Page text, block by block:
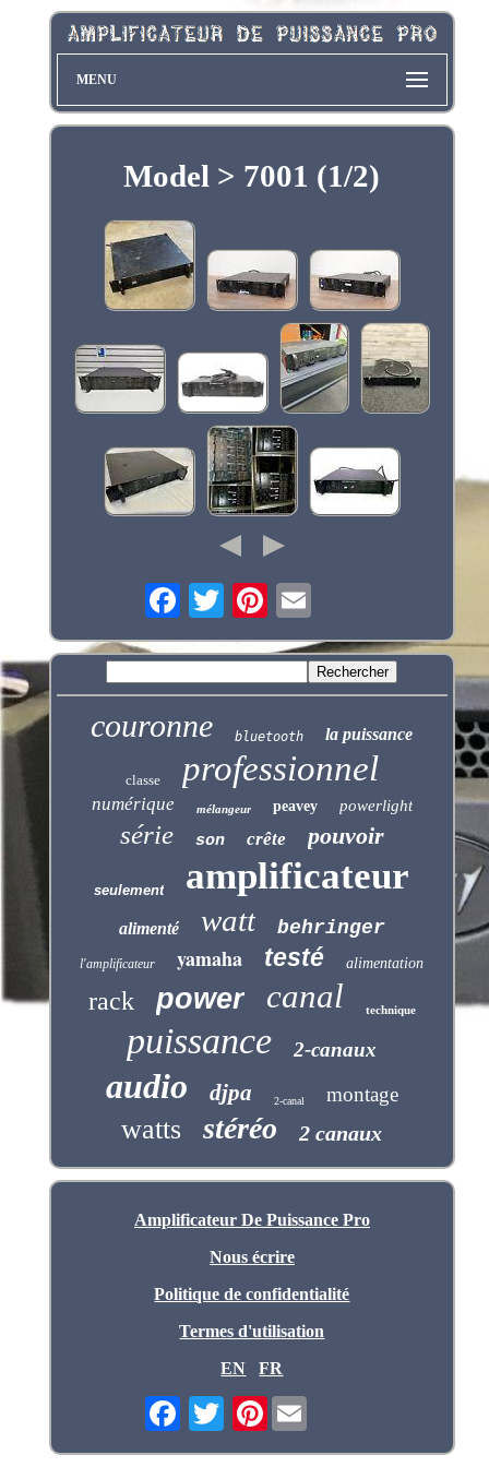
MENU
Model > 7001 (1/2)
couronne bluetooth la puissance
classe professionnel
numérique mélangeur peavey powerlight
série son crête pouvoir
seulement amplificateur
alimenté watt behringer
l'amplificateur yamaha testé alimentation
rack power canal technique
puissance 2-canaux
audio djpa 2-canal montage
watts stéréo 2 canaux
Amplificateur De Puissance Pro
Nous écrire
Politique de confidentialité
Termes d'utilisation
EN
FR
Pinterest